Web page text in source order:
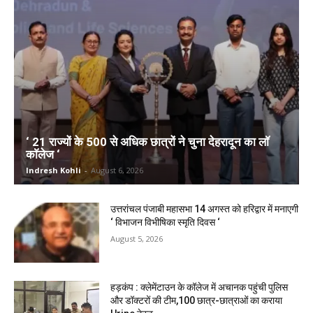
‘ 21 राज्यों के 500 से अधिक छात्रों ने चुना देहरादून का लाॅ
काॅलेज ‘
Indresh Kohli - August 6, 2026
उत्तरांचल पंजाबी महासभा 14 अगस्त को हरिद्वार में मनाएगी
‘ विभाजन विभीषिका स्मृति दिवस ‘
August 5, 2026
हड़कंप : क्लेमेंटाउन के कॉलेज में अचानक पहुंची पुलिस
और डॉक्टरों की टीम,100 छात्र-छात्राओं का कराया